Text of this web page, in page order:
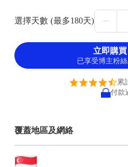
選擇天數 (最多180天) −
立即購
已享受博主粉
累
付款
覆蓋地區及網絡